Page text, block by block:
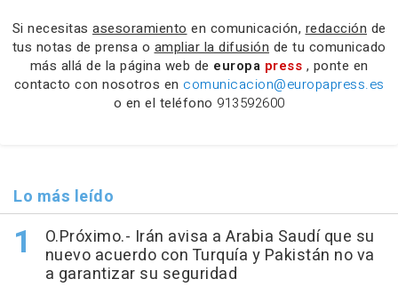
Si necesitas asesoramiento en comunicación, redacción de
tus notas de prensa o ampliar la difusión de tu comunicado
más allá de la página web de europa press , ponte en
contacto con nosotros en comunicacion@europapress.es
o en el teléfono 913592600
Lo más leído
O.Próximo.- Irán avisa a Arabia Saudí que su
nuevo acuerdo con Turquía y Pakistán no va
a garantizar su seguridad